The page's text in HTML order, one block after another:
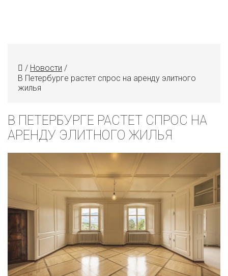
/ Новости /
В Петербурге растет спрос на аренду элитного
жилья
В ПЕТЕРБУРГЕ РАСТЕТ СПРОС НА
АРЕНДУ ЭЛИТНОГО ЖИЛЬЯ